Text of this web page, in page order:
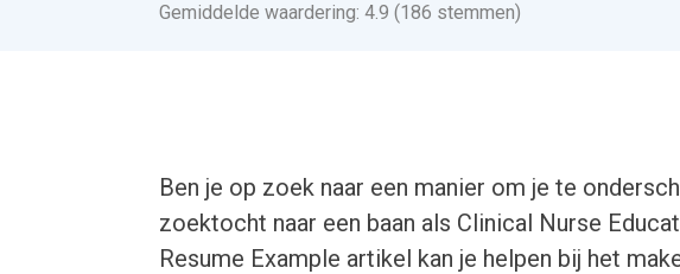
Gemiddelde waardering: 4.9 (186 stemmen)
Ben je op zoek naar een manier om je te
zoektocht naar een baan als Clinical Nurse
Resume Example artikel kan je helpen bij het